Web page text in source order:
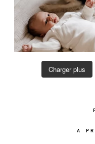
Charger plus
A